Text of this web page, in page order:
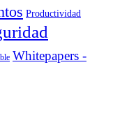
Productividad
Whitepapers -